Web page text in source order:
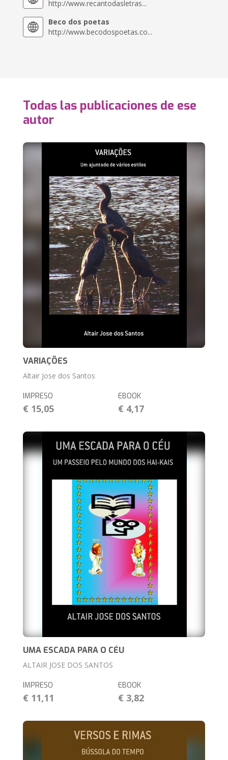
http://www.recantodasletras...
Beco dos poetas
http://www.becodospoetas.co...
Todas las publicaciones de ese
autor
VARIAÇÕES
Altair Jose dos Santos
IMPRESO
€ 15,05
EBOOK
€ 4,17
UMA ESCADA PARA O CÉU
ALTAIR JOSE DOS SANTOS
IMPRESO
€ 11,11
EBOOK
€ 3,82